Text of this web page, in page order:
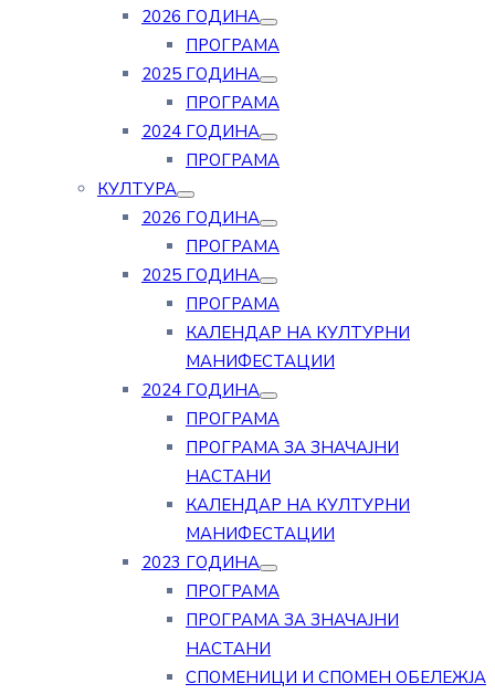
2026 ГОДИНА
ПРОГРАМА
2025 ГОДИНА
ПРОГРАМА
2024 ГОДИНА
ПРОГРАМА
КУЛТУРА
2026 ГОДИНА
ПРОГРАМА
2025 ГОДИНА
ПРОГРАМА
КАЛЕНДАР НА КУЛТУРНИ
МАНИФЕСТАЦИИ
2024 ГОДИНА
ПРОГРАМА
ПРОГРАМА ЗА ЗНАЧАЈНИ
НАСТАНИ
КАЛЕНДАР НА КУЛТУРНИ
МАНИФЕСТАЦИИ
2023 ГОДИНА
ПРОГРАМА
ПРОГРАМА ЗА ЗНАЧАЈНИ
НАСТАНИ
СПОМЕНИЦИ И СПОМЕН ОБЕЛЕЖЈА